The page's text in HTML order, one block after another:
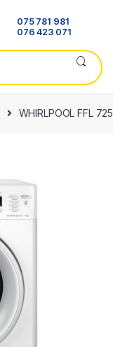
075 781 981
076 423 071
WHIRLPOOL FFL